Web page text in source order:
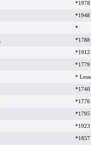
*1978
*1948
*
*1788
*1912
*1779
*
*1740
*1776
*1795
*1923
*1857